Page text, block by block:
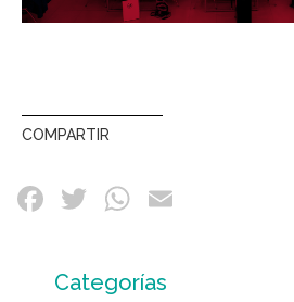
COMPARTIR
Categorías